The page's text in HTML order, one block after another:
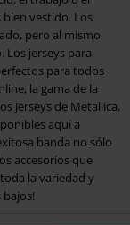
vestido. Los
pero al mismo
jerseys para
para todos
la gama de la
jerseys de Metallica,
aquí a
banda no sólo
accesorios que
la variedad y